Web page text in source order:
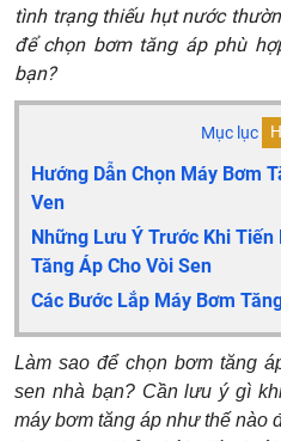
tình trạng thiếu hụt nước
để chọn bơm tăng áp phù
bạn?
Mục lục
Hướng Dẫn Chọn Máy Bơm
Ven
Những Lưu Ý Trước Khi
Tăng Áp Cho Vòi Sen
Các Bước Lắp Máy Bơm
Làm sao để chọn bơm tăng
sen nhà bạn? Cần lưu ý gì
máy bơm tăng áp như thế nào